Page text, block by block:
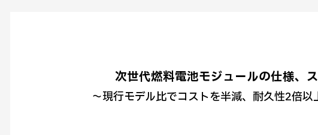
次世代燃料電池モジュールの仕様、
～現行モデル比でコストを半減、耐久性2倍